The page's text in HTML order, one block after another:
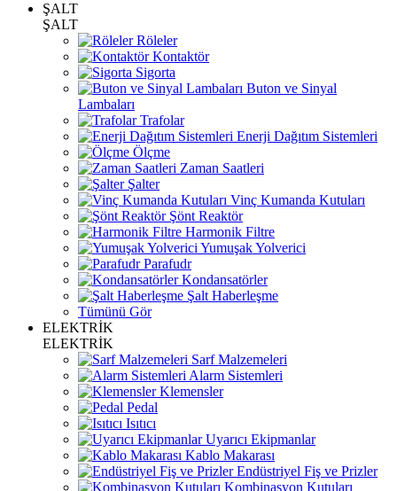
ŞALT
ŞALT
Röleler
Kontaktör
Sigorta
Buton ve Sinyal
Lambaları
Trafolar
Enerji Dağıtım Sistemleri
Ölçme
Zaman Saatleri
Şalter
Vinç Kumanda Kutuları
Şönt Reaktör
Harmonik Filtre
Yumuşak Yolverici
Parafudr
Kondansatörler
Şalt Haberleşme
Tümünü Gör
ELEKTRİK
ELEKTRİK
Sarf Malzemeleri
Alarm Sistemleri
Klemensler
Pedal
Isıtıcı
Uyarıcı Ekipmanlar
Kablo Makarası
Endüstriyel Fiş ve Prizler
Kombinasyon Kutuları